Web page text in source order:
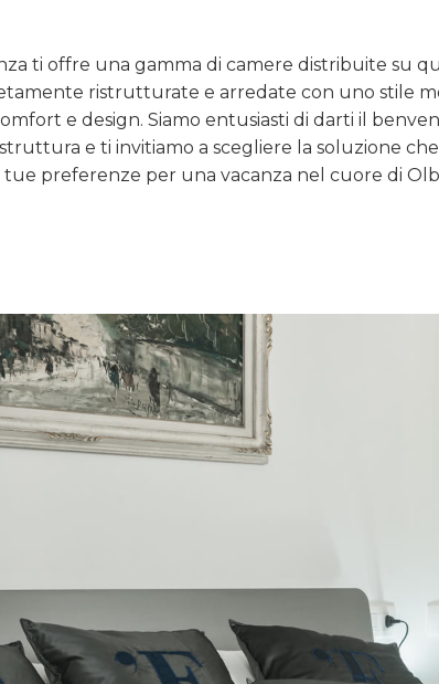
ti offre una gamma di camere distribuite su
ristrutturate e arredate con uno stile
e design. Siamo entusiasti di darti il
e ti invitiamo a scegliere la soluzione
tue preferenze per una vacanza nel cuore di